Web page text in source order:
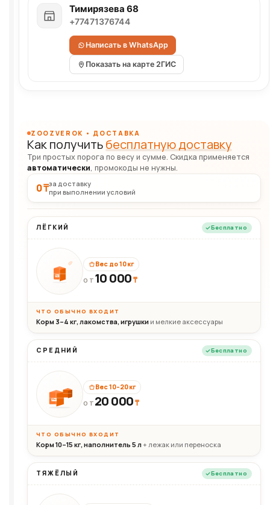
Тимирязева 68
+77471376744
Написать в WhatsApp
Показать на карте 2ГИС
ZOOZVEROK • ДОСТАВКА
Как получитьбесплатную доставку
Три простых порога по весу и сумме. Скидка применяется
автоматически, промокоды не нужны.
0 ₸за доставку
при выполнении условий
ЛЁГКИЙ Бесплатно
10кг
Вес до 10 кг
ОТ 10 000₸
ЧТО ОБЫЧНО ВХОДИТ
Корм 3–4 кг, лакомства, игрушки и мелкие аксессуары
СРЕДНИЙ Бесплатно
20кг
Вес 10–20 кг
ОТ 20 000₸
ЧТО ОБЫЧНО ВХОДИТ
Корм 10–15 кг, наполнитель 5 л+ лежак или переноска
ТЯЖЁЛЫЙ Бесплатно